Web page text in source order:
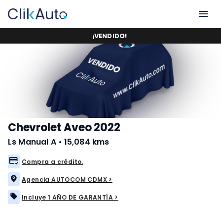
¡VENDIDO!
Chevrolet Aveo 2022
Ls Manual A • 15,084 kms
Compra a crédito.
Agencia AUTOCOM CDMX >
Incluye 1 AÑO DE GARANTÍA >